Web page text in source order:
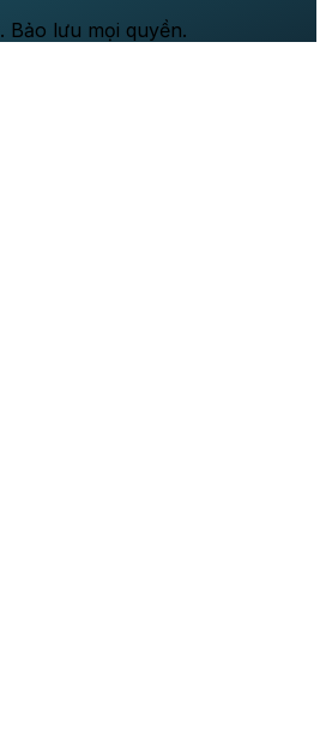
. Bảo lưu mọi quyền.